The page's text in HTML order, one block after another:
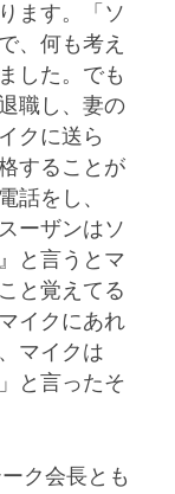
ます。「ソ
、何も考え
した。でも
職し、妻の
クに送ら
することが
話をし、
ーザンはソ
と言うとマ
と覚えてる
イクにあれ
マイクは
と言ったそ
ク会長とも